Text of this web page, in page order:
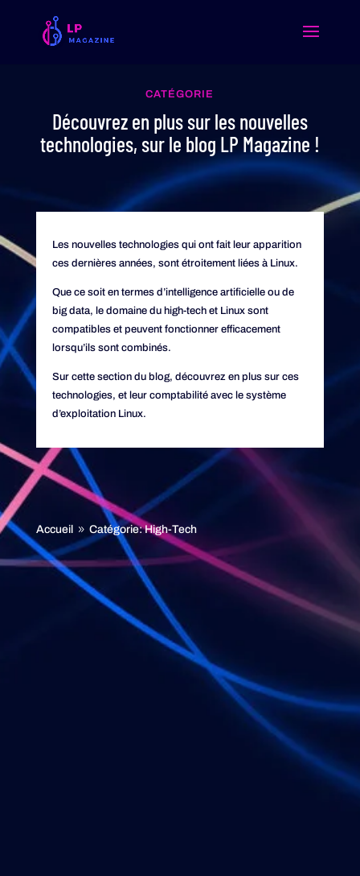
CATÉGORIE
Découvrez en plus sur les nouvelles
technologies, sur le blog LP Magazine !
Les nouvelles technologies qui ont fait leur apparition
ces dernières années, sont étroitement liées à Linux.
Que ce soit en termes d’intelligence artificielle ou de
big data, le domaine du high-tech et Linux sont
compatibles et peuvent fonctionner efficacement
lorsqu’ils sont combinés.
Sur cette section du blog, découvrez en plus sur ces
technologies, et leur comptabilité avec le système
d’exploitation Linux.
Accueil 9 Catégorie: High-Tech